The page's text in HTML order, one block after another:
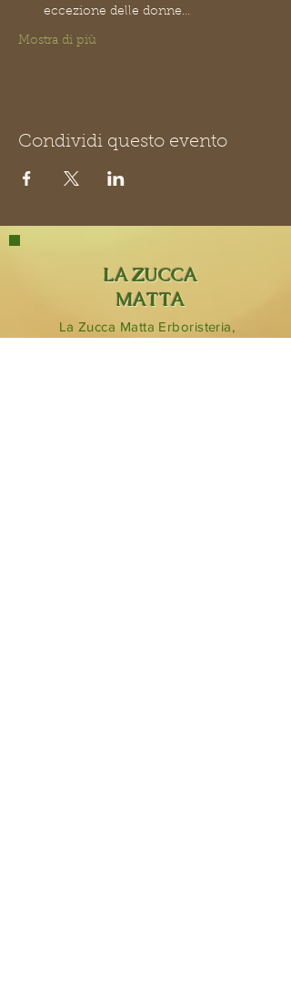
eccezione delle donne…
Mostra di più
Condividi questo evento
LA ZUCCA
MATTA
La Zucca Matta Erboristeria,